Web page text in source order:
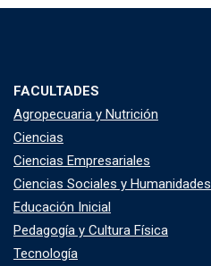
FACULTADES
Agropecuaria y Nutrición
Ciencias
Ciencias Empresariales
Ciencias Sociales y Humanidades
Educación Inicial
Pedagogía y Cultura Física
Tecnología